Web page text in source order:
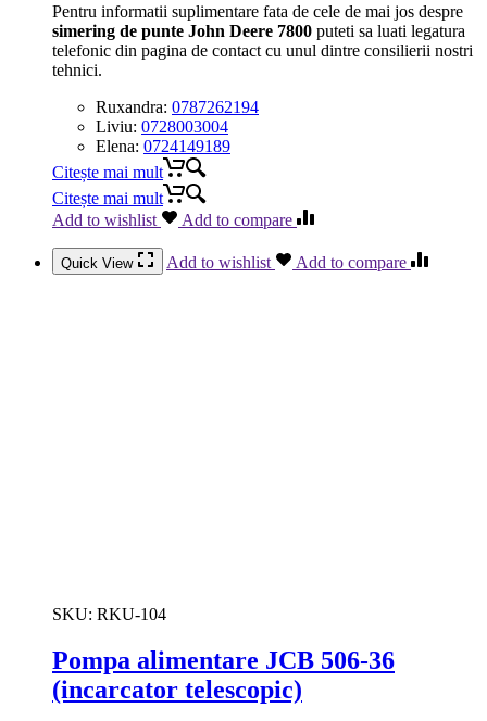
Pentru informatii suplimentare fata de cele de mai jos despre
simering de punte John Deere 7800 puteti sa luati legatura
telefonic din pagina de contact cu unul dintre consilierii nostri
tehnici.
Ruxandra: 0787262194
Liviu: 0728003004
Elena: 0724149189
Citește mai mult
Citește mai mult
Add to wishlist
Add to compare
Quick View Add to wishlist Add to compare
SKU: RKU-104
Pompa alimentare JCB 506-36
(incarcator telescopic)